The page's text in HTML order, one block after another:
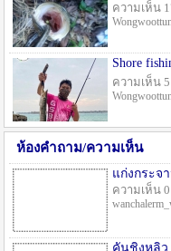
ความเห็น
Shore
ความเห็น
ห้องคำถาม/ความเห็น
แก่งกระจ
ความเห็น 0
คันชิงหลิว